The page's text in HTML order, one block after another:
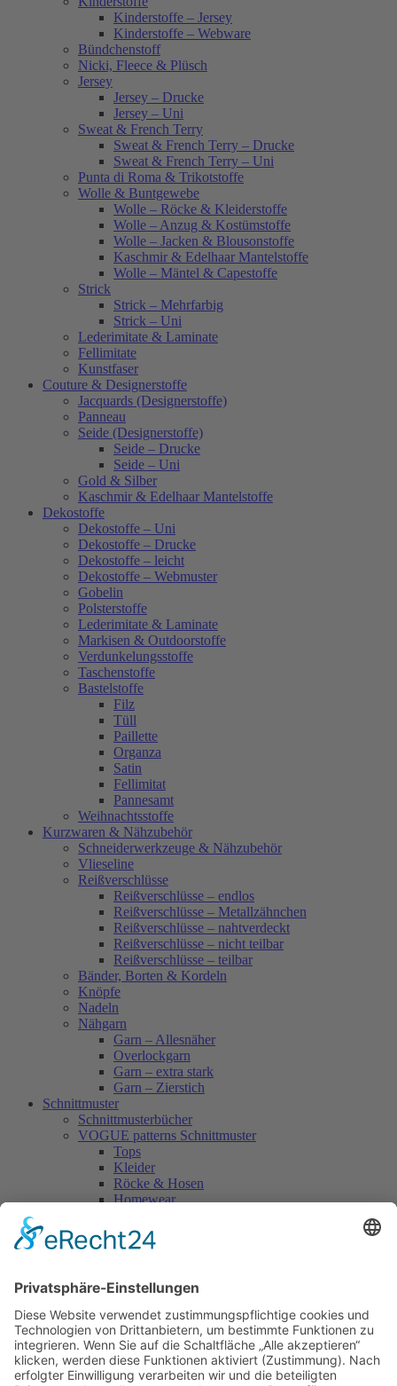
Kinderstoffe – Jersey
Kinderstoffe – Webware
Bündchenstoff
Nicki, Fleece & Plüsch
Jersey
Jersey – Drucke
Jersey – Uni
Sweat & French Terry
Sweat & French Terry – Drucke
Sweat & French Terry – Uni
Punta di Roma & Trikotstoffe
Wolle & Buntgewebe
Wolle – Röcke & Kleiderstoffe
Wolle – Anzug & Kostümstoffe
Wolle – Jacken & Blousonstoffe
Kaschmir & Edelhaar Mantelstoffe
Wolle – Mäntel & Capestoffe
Strick
Strick – Mehrfarbig
Strick – Uni
Lederimitate & Laminate
Fellimitate
Kunstfaser
Couture & Designerstoffe
Jacquards (Designerstoffe)
Panneau
Seide (Designerstoffe)
Seide – Drucke
Seide – Uni
Gold & Silber
Kaschmir & Edelhaar Mantelstoffe
Dekostoffe
Dekostoffe – Uni
Dekostoffe – Drucke
Dekostoffe – leicht
Dekostoffe – Webmuster
Gobelin
Polsterstoffe
Lederimitate & Laminate
Markisen & Outdoorstoffe
Verdunkelungsstoffe
Taschenstoffe
Bastelstoffe
Filz
Tüll
Paillette
Organza
Satin
Fellimitat
Pannesamt
Weihnachtsstoffe
Kurzwaren & Nähzubehör
Schneiderwerkzeuge & Nähzubehör
Vlieseline
Reißverschlüsse
Reißverschlüsse – endlos
Reißverschlüsse – Metallzähnchen
Reißverschlüsse – nahtverdeckt
Reißverschlüsse – nicht teilbar
Reißverschlüsse – teilbar
Bänder, Borten & Kordeln
Knöpfe
Nadeln
Nähgarn
Garn – Allesnäher
Overlockgarn
Garn – extra stark
Garn – Zierstich
Schnittmuster
Schnittmusterbücher
VOGUE patterns Schnittmuster
Tops
Kleider
Röcke & Hosen
Homewear
Vogue Vintage
Herren
Accessoires
Einzelschnittmuster Burda
Tops
Kleider
Röcke & Hosen
Homewear
Jacken & Mäntel